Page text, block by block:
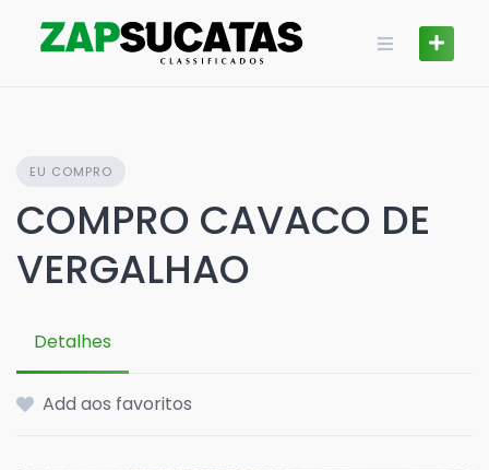
EU COMPRO
COMPRO CAVACO DE
VERGALHAO
Detalhes
Add aos favoritos